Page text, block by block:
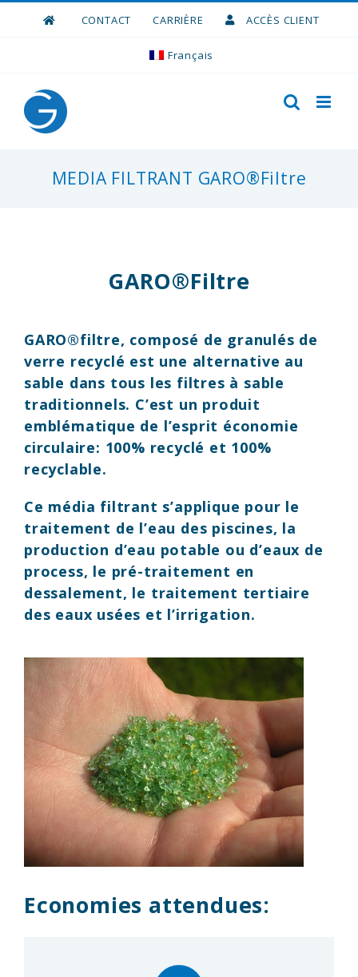
CONTACT CARRIÈRE ACCÈS CLIENT
Français
MEDIA FILTRANT GARO®Filtre
GARO®Filtre
GARO®filtre, composé de granulés de
verre recyclé est une alternative au
sable dans tous les filtres à sable
traditionnels. C’est un produit
emblématique de l’esprit économie
circulaire: 100% recyclé et 100%
recyclable.
Ce média filtrant s’applique pour le
traitement de l’eau des piscines, la
production d’eau potable ou d’eaux de
process, le pré-traitement en
dessalement, le traitement tertiaire
des eaux usées et l’irrigation.
Economies attendues: